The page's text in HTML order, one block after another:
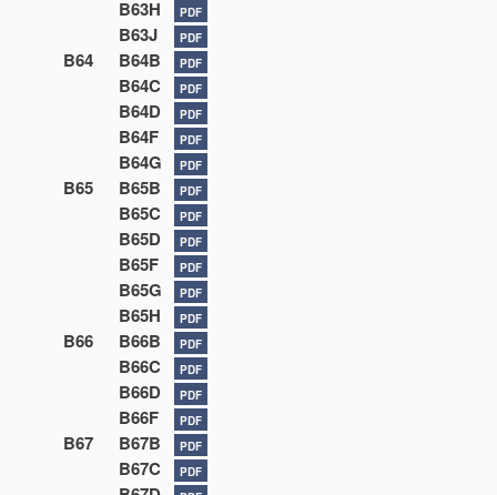
B63H PDF
B63J PDF
B64 B64B PDF
B64C PDF
B64D PDF
B64F PDF
B64G PDF
B65 B65B PDF
B65C PDF
B65D PDF
B65F PDF
B65G PDF
B65H PDF
B66 B66B PDF
B66C PDF
B66D PDF
B66F PDF
B67 B67B PDF
B67C PDF